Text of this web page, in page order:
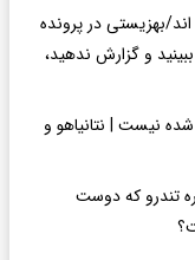
بهزیستی در پرونده
و گزارش ندهید،
نیست | نتانیاهو و
تندرو که دوست